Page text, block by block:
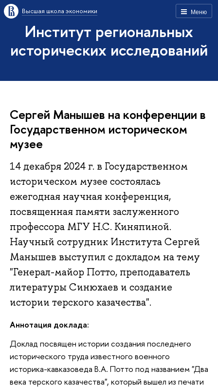
Меню
Высшая школа экономики
Институт региональных
исторических исследований
Сергей Манышев на конференции в
Государственном историческом
музее
14 декабря 2024 г. в Государственном
историческом музее состоялась
ежегодная научная конференция,
посвященная памяти заслуженного
профессора МГУ Н.С. Киняпиной.
Научный сотрудник Института Сергей
Манышев выступил с докладом на тему
"Генерал-майор Потто, преподаватель
литературы Синюхаев и создание
истории терского казачества".
Аннотация доклада:
Доклад посвящен истории создания последнего
исторического труда известного военного
историка-кавказоведа В.А. Потто под названием "Два
века терского казачества", который вышел из печати